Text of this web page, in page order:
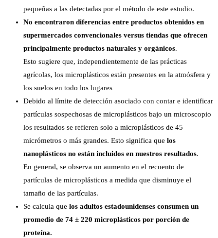
pequeñas a las detectadas por el método de este estudio.
No encontraron diferencias entre productos obtenidos en
supermercados convencionales versus tiendas que ofrecen
principalmente productos naturales y orgánicos.
Esto sugiere que, independientemente de las prácticas
agrícolas, los microplásticos están presentes en la atmósfera y
los suelos en todo los lugares
Debido al límite de detección asociado con contar e identificar
partículas sospechosas de microplásticos bajo un microscopio
los resultados se refieren solo a microplásticos de 45
micrómetros o más grandes. Esto significa que los
nanoplásticos no están incluidos en nuestros resultados.
En general, se observa un aumento en el recuento de
partículas de microplásticos a medida que disminuye el
tamaño de las partículas.
Se calcula que los adultos estadounidenses consumen un
promedio de 74 ± 220 microplásticos por porción de
proteína.